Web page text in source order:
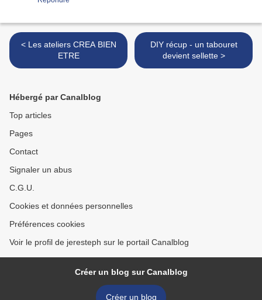
< Les ateliers CREA BIEN
ETRE
DIY récup - un tabouret
devient sellette >
Hébergé par Canalblog
Top articles
Pages
Contact
Signaler un abus
C.G.U.
Cookies et données personnelles
Préférences cookies
Voir le profil de jeresteph sur le portail Canalblog
Créer un blog sur Canalblog
Créer un blog